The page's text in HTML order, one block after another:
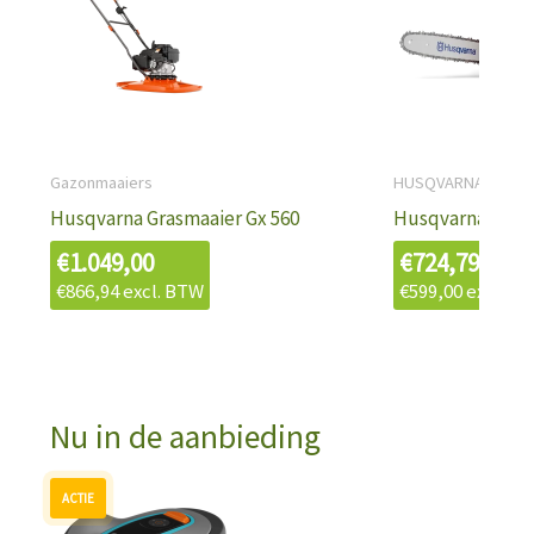
Gazonmaaiers
Husqvarna Grasmaaier Gx 560
€1.049,00
€866,94excl. BTW
HUSQVARNA
Husqvarna
€724,79
€599,00excl.
Nu in de aanbieding
Oorspronkelijke
Huidige